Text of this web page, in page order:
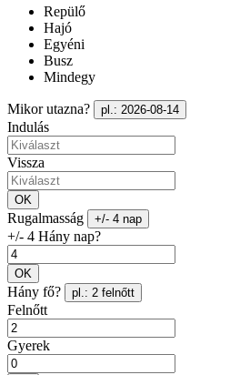
Repülő
Hajó
Egyéni
Busz
Mindegy
Mikor utazna? pl.: 2026-08-14
Indulás
Vissza
OK
Rugalmasság +/- 4 nap
+/- 4 Hány nap?
OK
Hány fő? pl.: 2 felnőtt
Felnőtt
Gyerek